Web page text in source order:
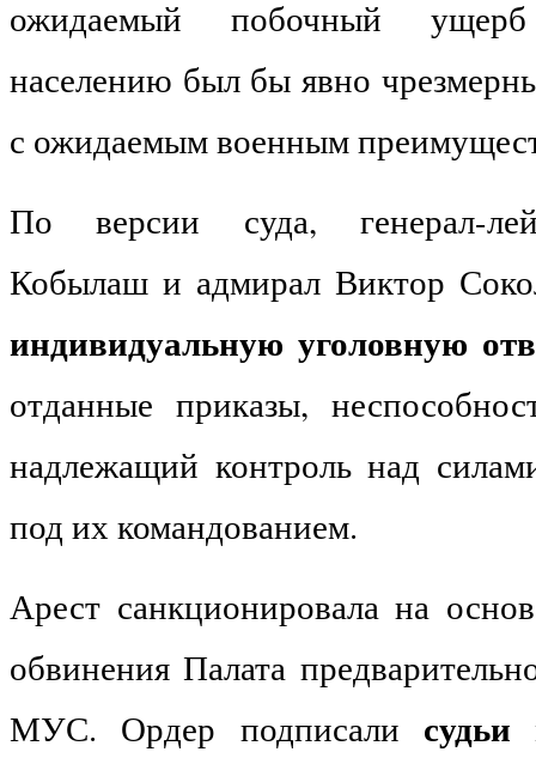
ожидаемый побочный ущерб
населению был бы явно
с ожидаемым военным
По версии суда, генерал-
Кобылаш и адмирал Виктор
индивидуальную уголовную
отданные приказы,
надлежащий контроль над
под их командованием.
Арест санкционировала на
обвинения Палата
МУС. Ордер подписали судьи